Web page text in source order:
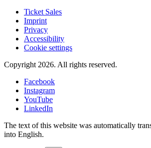
Ticket Sales
Imprint
Privacy
Accessibility
Cookie settings
Copyright 2026. All rights reserved.
Facebook
Instagram
YouTube
LinkedIn
The text of this website was automatically
into English.